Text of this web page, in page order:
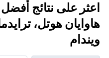
اعثر على نتائج
هاوايان هوتل،
ويندام